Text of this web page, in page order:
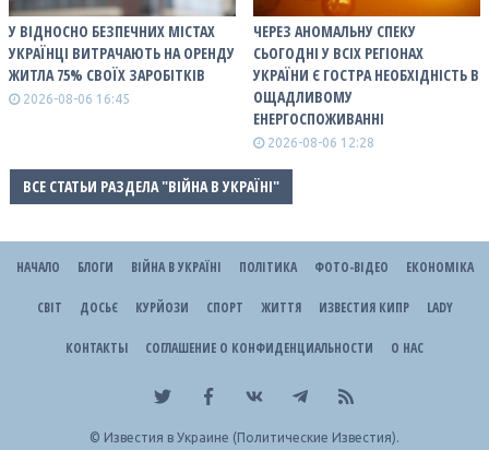
У ВІДНОСНО БЕЗПЕЧНИХ МІСТАХ
УКРАЇНЦІ ВИТРАЧАЮТЬ НА ОРЕНДУ
ЖИТЛА 75% СВОЇХ ЗАРОБІТКІВ
2026-08-06 16:45
ЧЕРЕЗ АНОМАЛЬНУ СПЕКУ
СЬОГОДНІ У ВСІХ РЕГІОНАХ
УКРАЇНИ Є ГОСТРА НЕОБХІДНІСТЬ В
ОЩАДЛИВОМУ
ЕНЕРГОСПОЖИВАННІ
2026-08-06 12:28
ВСЕ СТАТЬИ РАЗДЕЛА "ВІЙНА В УКРАЇНІ"
НАЧАЛО БЛОГИ ВІЙНА В УКРАЇНІ ПОЛІТИКА ФОТО-ВІДЕО ЕКОНОМІКА
СВІТ ДОСЬЄ КУРЙОЗИ СПОРТ ЖИТТЯ ИЗВЕСТИЯ КИПР LADY
КОНТАКТЫ СОГЛАШЕНИЕ О КОНФИДЕНЦИАЛЬНОСТИ О НАС
© Известия в Украине (Политические Известия).